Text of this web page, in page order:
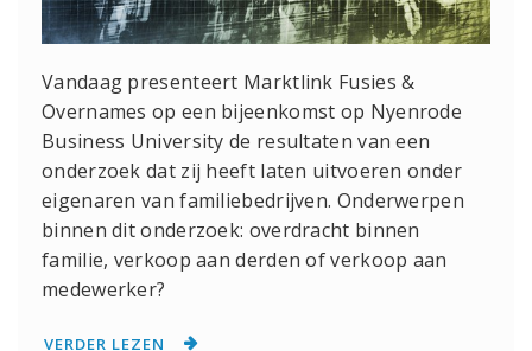
Vandaag presenteert Marktlink Fusies &
Overnames op een bijeenkomst op Nyenrode
Business University de resultaten van een
onderzoek dat zij heeft laten uitvoeren onder
eigenaren van familiebedrijven. Onderwerpen
binnen dit onderzoek: overdracht binnen
familie, verkoop aan derden of verkoop aan
medewerker?
VERDER LEZEN